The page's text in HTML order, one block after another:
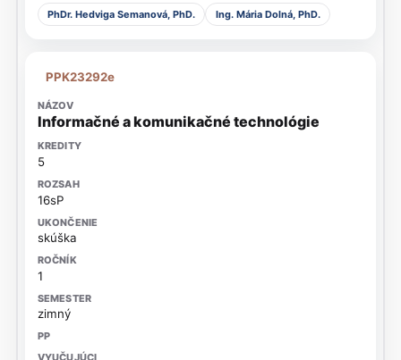
PhDr. Hedviga Semanová, PhD. Ing. Mária Dolná, PhD.
PPK23292e
Informačné a komunikačné technológie
5
16sP
skúška
1
zimný